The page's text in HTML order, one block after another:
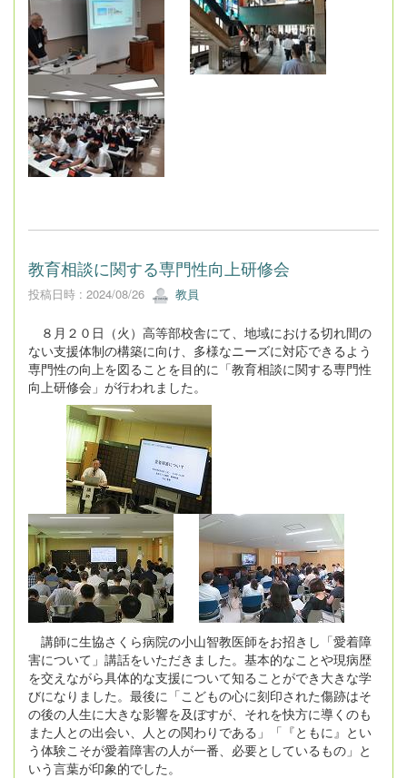
教育相談に関する専門性向上研修会
投稿日時 : 2024/08/26 教員
８月２０日（火）高等部校舎にて、地域における切れ間の
ない支援体制の構築に向け、多様なニーズに対応できるよう
専門性の向上を図ることを目的に「教育相談に関する専門性
向上研修会」が行われました。
講師に生協さくら病院の小山智教医師をお招きし「愛着障
害について」講話をいただきました。基本的なことや現病歴
を交えながら具体的な支援について知ることができ大きな学
びになりました。最後に「こどもの心に刻印された傷跡はそ
の後の人生に大きな影響を及ぼすが、それを快方に導くのも
また人との出会い、人との関わりである」「『ともに』とい
う体験こそが愛着障害の人が一番、必要としているもの」と
いう言葉が印象的でした。